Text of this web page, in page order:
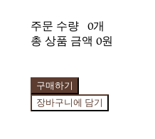
주문 수량
0개
총 상품 금액 0원
구매하기
장바구니에 담기